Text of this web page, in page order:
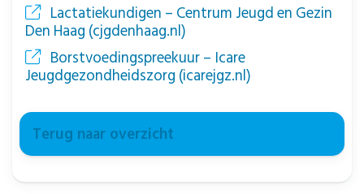
Lactatiekundigen – Centrum Jeugd en Gezin
Den Haag (cjgdenhaag.nl)
Borstvoedingspreekuur – Icare
Jeugdgezondheidszorg (icarejgz.nl)
Terug naar overzicht